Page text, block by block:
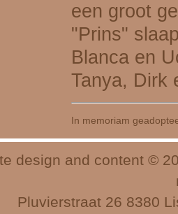
een groot
"Prins"
Blanca en
Tanya, Dirk
In memoriam
design and content ©
Pluvierstraat 26 8380